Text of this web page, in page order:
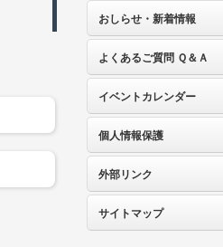
おしらせ・新着情報
よくあるご質問 Ｑ＆Ａ
イベントカレンダー
個人情報保護
外部リンク
サイトマップ